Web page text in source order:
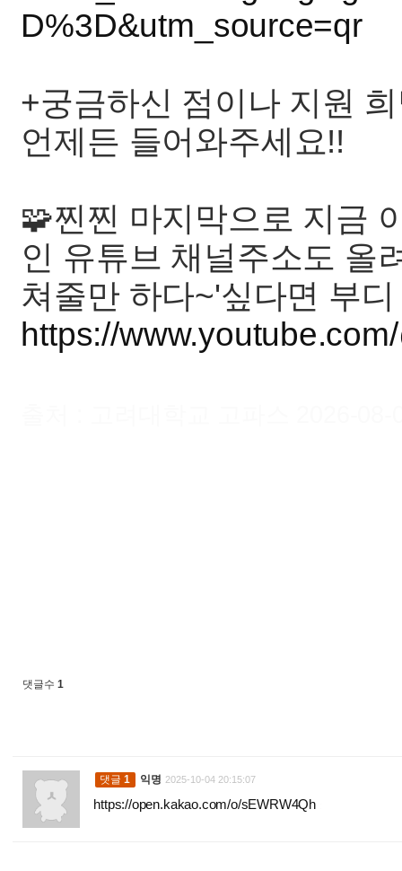
D%3D&utm_source=qr
+궁금하신 점이나 지원
언제든 들어와주세요!!
🧩찐찐 마지막으로 지금
인 유튜브 채널주소도 올
쳐줄만 하다~'싶다면 부
https://
댓글수 1
댓글 1 익명 2025-10-04 20:15:07
https://open.kakao.com/o/sEWRW4Qh